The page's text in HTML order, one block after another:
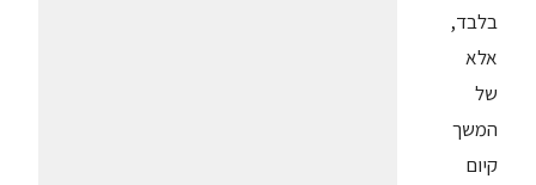
בלבד,
אלא
של
המשך
קיום